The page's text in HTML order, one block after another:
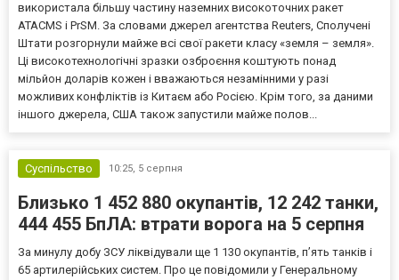
використала більшу частину наземних високоточних ракет
ATACMS і PrSM. За словами джерел агентства Reuters, Сполучені
Штати розгорнули майже всі свої ракети класу «земля – земля».
Ці високотехнологічні зразки озброєння коштують понад
мільйон доларів кожен і вважаються незамінними у разі
можливих конфліктів із Китаєм або Росією. Крім того, за даними
іншого джерела, США також запустили майже полов...
Суспільство 10:25, 5 серпня
Близько 1 452 880 окупантів, 12 242 танки,
444 455 БпЛА: втрати ворога на 5 серпня
За минулу добу ЗСУ ліквідували ще 1 130 окупантів, пʼять танків і
65 артилерійських систем. Про це повідомили у Генеральному